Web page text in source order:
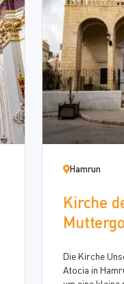
Hamrun
Kirche
Die Kirche
Atocia in